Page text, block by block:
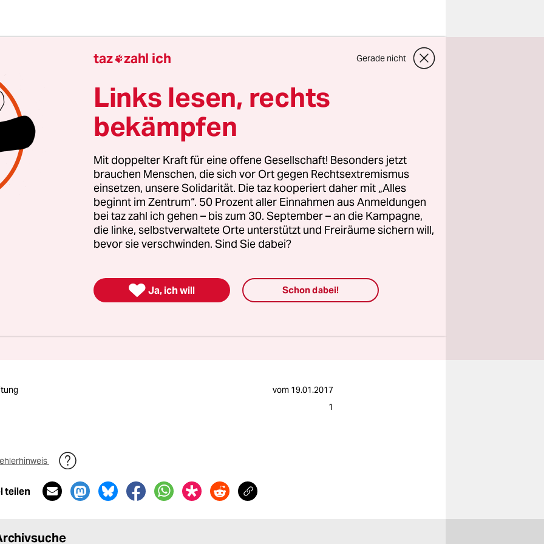
stärken
Erfolg der AfD bei den kommenden Landtagswahlen
rechtsextreme Kräfte inzwischen geworden sind.
braucht es Zusammenhalt und Solidarität. Auch und vor
Menschen, die sich vor Ort für eine starke
einsetzen. Die taz kooperiert deshalb mit "Alles
Zentrum". Die Kampagne unterstützt bundesweit linke,
Orte und baut einen solidarischen Fonds für deren
Erhalt auf. Eine offene Gesellschaft braucht guten, frei
Journalismus – und zivilgesellschaftliches Engagement.
vom 19.01.2017
1
teilen
taz zahl ich Gerade nicht
Links lesen, rechts
bekämpfen
Mit doppelter Kraft für eine offene Gesellschaft! Besonders jetzt
brauchen Menschen, die sich vor Ort gegen Rechtsextremismus
einsetzen, unsere Solidarität. Die taz kooperiert daher mit „Alles
beginnt im Zentrum“. 50 Prozent aller Einnahmen aus Anmeldungen
bei taz zahl ich gehen – bis zum 30. September – an die Kampagne,
die linke, selbstverwaltete Orte unterstützt und Freiräume sichern will,
bevor sie verschwinden. Sind Sie dabei?
 Ja, ich will Schon dabei!